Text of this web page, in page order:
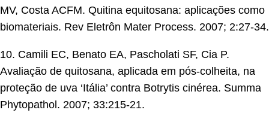
MV, Costa ACFM. Quitina equitosana: aplicações como
biomateriais. Rev Eletrôn Mater Process. 2007; 2:27-34.
10. Camili EC, Benato EA, Pascholati SF, Cia P.
Avaliação de quitosana, aplicada em pós-colheita, na
proteção de uva ‘Itália’ contra Botrytis cinérea. Summa
Phytopathol. 2007; 33:215-21.